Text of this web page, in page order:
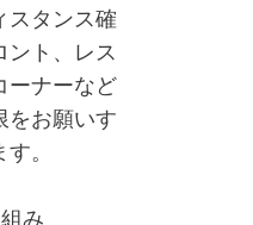
スタンス確
ント、レス
ーナーなど
をお願いす
。
み